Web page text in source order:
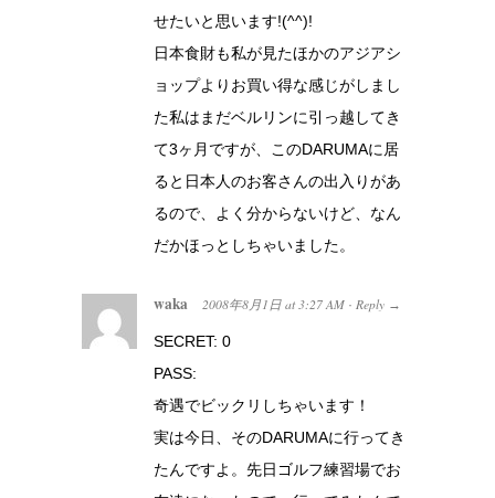
せたいと思います!(^^)!
日本食財も私が見たほかのアジアシ
ョップよりお買い得な感じがしまし
た私はまだベルリンに引っ越してき
て3ヶ月ですが、このDARUMAに居
ると日本人のお客さんの出入りがあ
るので、よく分からないけど、なん
だかほっとしちゃいました。
waka 2008年8月1日 at 3:27 AM · Reply →
SECRET: 0
PASS:
奇遇でビックリしちゃいます！
実は今日、そのDARUMAに行ってき
たんですよ。先日ゴルフ練習場でお